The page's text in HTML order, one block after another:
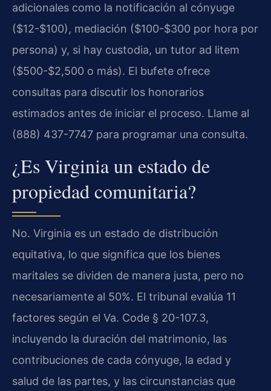
adicionales como la notificación al cónyuge
($12-$100), mediación ($100-$300 por hora por
persona) y, si hay custodia, un tutor ad litem
($500-$2,500 o más). El bufete ofrece
consultas para discutir los honorarios
estimados antes de iniciar el proceso. Llame al
(888) 437-7747 para programar una consulta.
¿Es Virginia un estado de
propiedad comunitaria?
No. Virginia es un estado de distribución
equitativa, lo que significa que los bienes
maritales se dividen de manera justa, pero no
necesariamente al 50%. El tribunal evalúa 11
factores según el Va. Code § 20-107.3,
incluyendo la duración del matrimonio, las
contribuciones de cada cónyuge, la edad y
salud de las partes, y las circunstancias que